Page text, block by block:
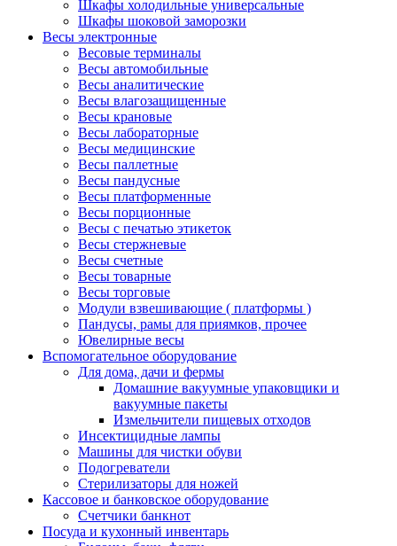
Шкафы холодильные универсальные
Шкафы шоковой заморозки
Весы электронные
Весовые терминалы
Весы автомобильные
Весы аналитические
Весы влагозащищенные
Весы крановые
Весы лабораторные
Весы медицинские
Весы паллетные
Весы пандусные
Весы платформенные
Весы порционные
Весы с печатью этикеток
Весы стержневые
Весы счетные
Весы товарные
Весы торговые
Модули взвешивающие ( платформы )
Пандусы, рамы для приямков, прочее
Ювелирные весы
Вспомогательное оборудование
Для дома, дачи и фермы
Домашние вакуумные упаковщики и
вакуумные пакеты
Измельчители пищевых отходов
Инсектицидные лампы
Машины для чистки обуви
Подогреватели
Стерилизаторы для ножей
Кассовое и банковское оборудование
Счетчики банкнот
Посуда и кухонный инвентарь